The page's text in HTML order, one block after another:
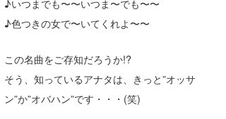
♪いつまでも〜〜いつま〜でも〜〜
♪色つきの女で〜いてくれよ〜〜
この名曲をご存知だろうか!?
そう、知っているアナタは、きっと”オッサ
ン”か”オバハン”です・・・(笑)
ライター/寄稿メディア
Core Surf Japan